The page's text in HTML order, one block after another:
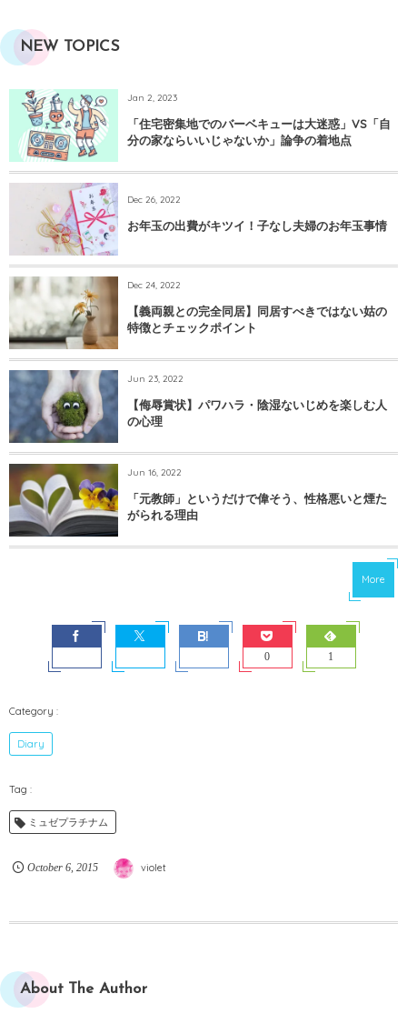
NEW TOPICS
Jan 2, 2023
「住宅密集地でのバーベキューは大迷惑」VS「自
分の家ならいいじゃないか」論争の着地点
Dec 26, 2022
お年玉の出費がキツイ！子なし夫婦のお年玉事情
Dec 24, 2022
【義両親との完全同居】同居すべきではない姑の
特徴とチェックポイント
Jun 23, 2022
【侮辱賞状】パワハラ・陰湿ないじめを楽しむ人
の心理
Jun 16, 2022
「元教師」というだけで偉そう、性格悪いと煙た
がられる理由
More
0 1
Diary
ミュゼプラチナム
October 6, 2015 violet
About The Author